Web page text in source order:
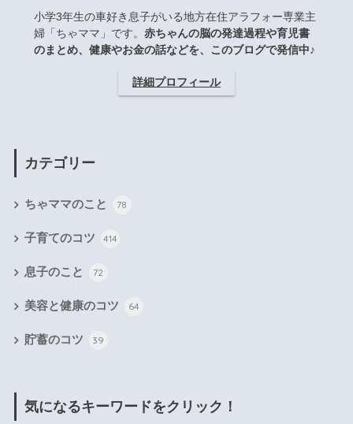
小学3年生の車好き息子がいる地方在住アラフォー専業主
婦「ちゃママ」です。 赤ちゃんの脳の発達過程や育児書
のまとめ、健康やお金の話などを、このブログで発信中♪
詳細プロフィール
カテゴリー
ちゃママのこと 78
子育てのコツ 414
息子のこと 72
美容と健康のコツ 64
貯蓄のコツ 39
気になるキーワードをクリック！